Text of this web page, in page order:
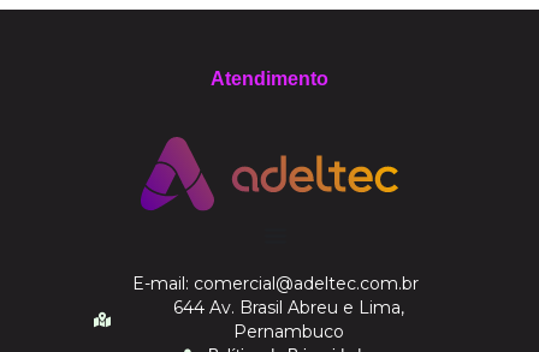
Atendimento
E-mail: comercial@adeltec.com.br
644 Av. Brasil Abreu e Lima,
Pernambuco